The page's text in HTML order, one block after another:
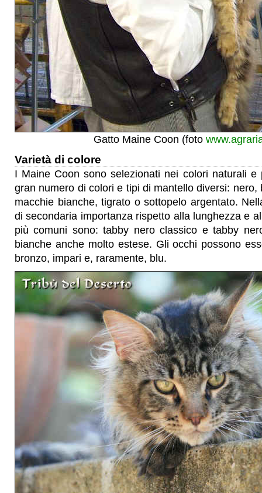
Gatto Maine Coon (foto
Varietà di colore
I Maine Coon sono selezionati nei colori naturali e
gran numero di colori e tipi di mantello diversi: nero,
macchie bianche, tigrato o sottopelo argentato.
di secondaria importanza rispetto alla lunghezza e
più comuni sono: tabby nero classico e tabby
bianche anche molto estese. Gli occhi possono
bronzo, impari e, raramente, blu.